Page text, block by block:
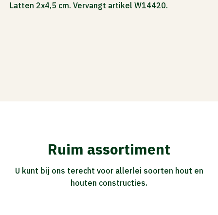
ACTIES
Latten 2x4,5 cm. Vervangt artikel W14420.
Ruim assortiment
U kunt bij ons terecht voor allerlei soorten hout en
houten constructies.